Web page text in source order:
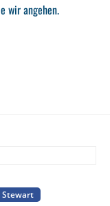
wir angehen.
Stewart